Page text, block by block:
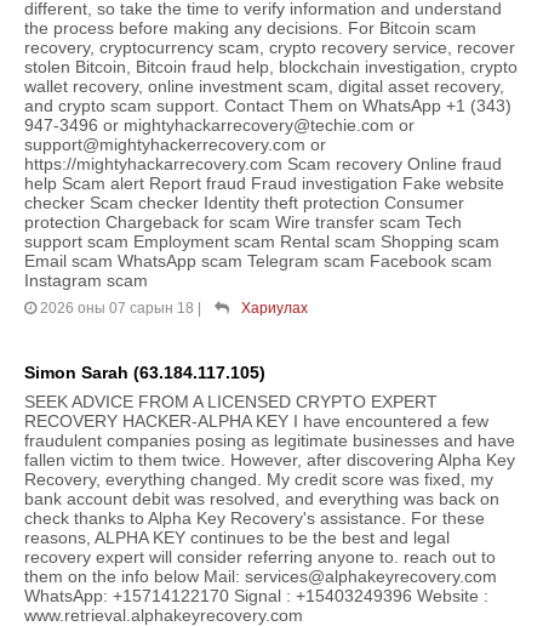
different, so take the time to verify information and understand
the process before making any decisions. For Bitcoin scam
recovery, cryptocurrency scam, crypto recovery service, recover
stolen Bitcoin, Bitcoin fraud help, blockchain investigation, crypto
wallet recovery, online investment scam, digital asset recovery,
and crypto scam support. Contact Them on WhatsApp +1 (343)
947-3496 or mightyhackarrecovery@techie.com or
support@mightyhackerrecovery.com or
https://mightyhackarrecovery.com Scam recovery Online fraud
help Scam alert Report fraud Fraud investigation Fake website
checker Scam checker Identity theft protection Consumer
protection Chargeback for scam Wire transfer scam Tech
support scam Employment scam Rental scam Shopping scam
Email scam WhatsApp scam Telegram scam Facebook scam
Instagram scam
2026 оны 07 сарын 18 | Хариулах
Simon Sarah (63.184.117.105)
SEEK ADVICE FROM A LICENSED CRYPTO EXPERT
RECOVERY HACKER-ALPHA KEY I have encountered a few
fraudulent companies posing as legitimate businesses and have
fallen victim to them twice. However, after discovering Alpha Key
Recovery, everything changed. My credit score was fixed, my
bank account debit was resolved, and everything was back on
check thanks to Alpha Key Recovery's assistance. For these
reasons, ALPHA KEY continues to be the best and legal
recovery expert will consider referring anyone to. reach out to
them on the info below Mail: services@alphakeyrecovery.com
WhatsApp: +15714122170 Signal : +15403249396 Website :
www.retrieval.alphakeyrecovery.com